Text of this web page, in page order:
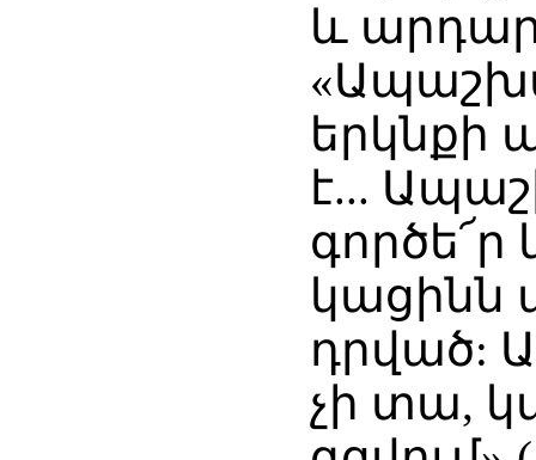
և
երկնքի
է...
կացինն
դրված:
չի տա,